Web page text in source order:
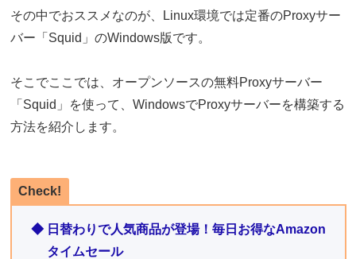
その中でおススメなのが、Linux環境では定番のProxyサー
バー「Squid」のWindows版です。
そこでここでは、オープンソースの無料Proxyサーバー
「Squid」を使って、WindowsでProxyサーバーを構築する
方法を紹介します。
Check!
◆ 日替わりで人気商品が登場！毎日お得なAmazon
タイムセール